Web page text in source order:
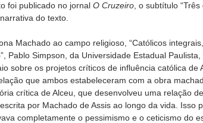
foi publicado no jornal O Cruzeiro , o subtítulo
do texto.
Machado ao campo religioso, “Católicos
Pablo Simpson, da Universidade Estadual
sobre os projetos críticos de influência católica de
que ambos estabeleceram com a obra
crítica de Alceu, que desenvolveu uma relação
por Machado de Assis ao longo da vida. Isso
completamente o pessimismo e o ceticismo do